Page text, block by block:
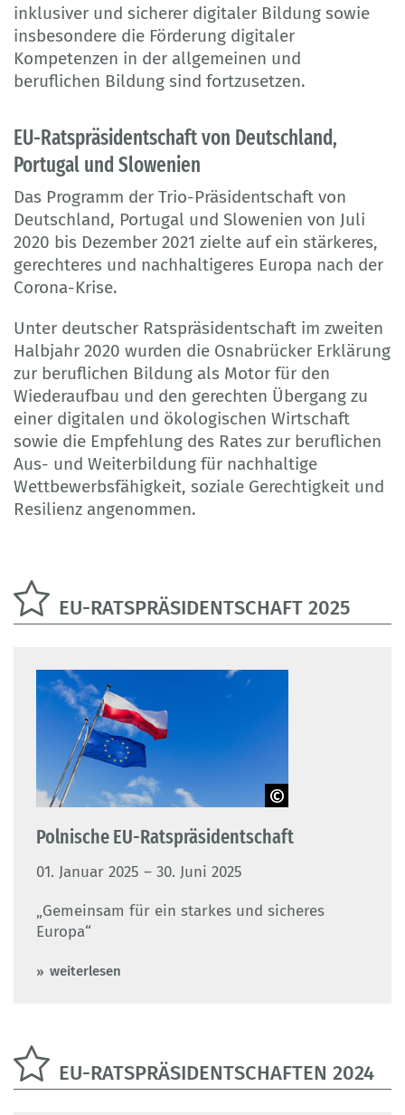
inklusiver und sicherer digitaler Bildung sowie
insbesondere die Förderung digitaler
Kompetenzen in der allgemeinen und
beruflichen Bildung sind fortzusetzen.
EU-Ratspräsidentschaft von Deutschland,
Portugal und Slowenien
Das Programm der Trio-Präsidentschaft von
Deutschland, Portugal und Slowenien von Juli
2020 bis Dezember 2021 zielte auf ein stärkeres,
gerechteres und nachhaltigeres Europa nach der
Corona-Krise.
Unter deutscher Ratspräsidentschaft im zweiten
Halbjahr 2020 wurden die Osnabrücker Erklärung
zur beruflichen Bildung als Motor für den
Wiederaufbau und den gerechten Übergang zu
einer digitalen und ökologischen Wirtschaft
sowie die Empfehlung des Rates zur beruflichen
Aus- und Weiterbildung für nachhaltige
Wettbewerbsfähigkeit, soziale Gerechtigkeit und
Resilienz angenommen.
EU-RATSPRÄSIDENTSCHAFT 2025
© Adrian - Adobe Stock
Polnische EU-Ratspräsidentschaft
01. Januar 2025 – 30. Juni 2025
„Gemeinsam für ein starkes und sicheres
Europa“
weiterlesen
EU-RATSPRÄSIDENTSCHAFTEN 2024